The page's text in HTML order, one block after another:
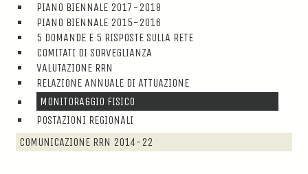
PIANO BIENNALE 2017-2018
PIANO BIENNALE 2015-2016
5 DOMANDE E 5 RISPOSTE SULLA RETE
COMITATI DI SORVEGLIANZA
VALUTAZIONE RRN
RELAZIONE ANNUALE DI ATTUAZIONE
MONITORAGGIO FISICO
POSTAZIONI REGIONALI
COMUNICAZIONE RRN 2014-22